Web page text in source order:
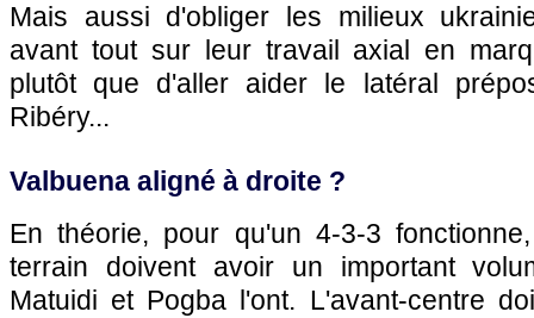
Mais aussi d'obliger les milieux
avant tout sur leur travail axial en
plutôt que d'aller aider le latéral
Ribéry...
Valbuena aligné à droite ?
En théorie, pour qu'un 4-3-3
terrain doivent avoir un important
Matuidi et Pogba l'ont. L'avant-centre